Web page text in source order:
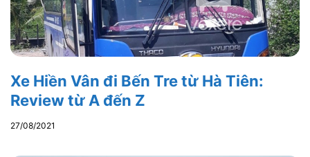
Xe Hiền Vân đi Bến Tre từ Hà Tiên:
Review từ A đến Z
27/08/2021